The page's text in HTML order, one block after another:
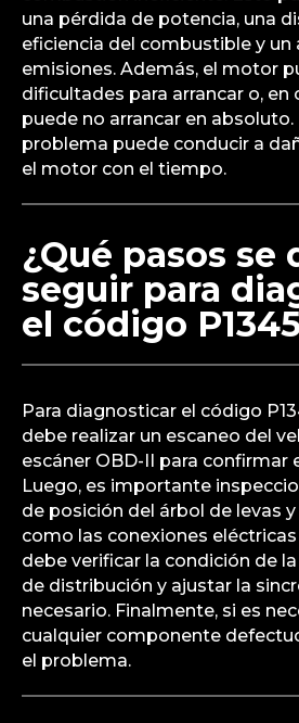
una pérdida de potencia, una
eficiencia del combustible y un
emisiones. Además, el motor
dificultades para arrancar o, en
puede no arrancar en
problema puede conducir a
el motor con el tiempo.
¿Qué pasos se
seguir para
el código
Para diagnosticar el código
debe realizar un escaneo del
escáner OBD-II para confirmar
Luego, es importante
de posición del árbol de levas
como las conexiones
debe verificar la condición de
de distribución y ajustar la
necesario. Finalmente, si es
cualquier componente
el problema.